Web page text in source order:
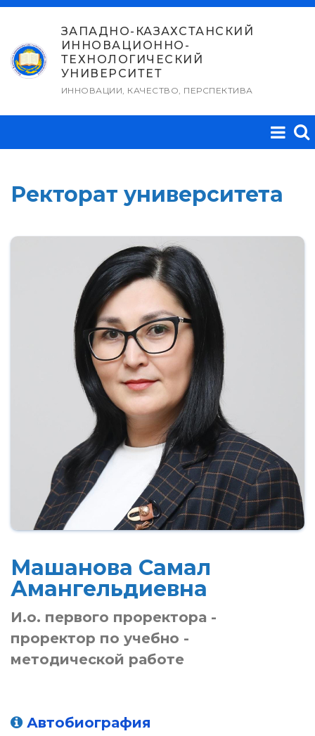
Перейти
содержимому
ЗАПАДНО-КАЗАХСТАНСКИЙ
ИННОВАЦИОННО-
ТЕХНОЛОГИЧЕСКИЙ
УНИВЕРСИТЕТ
ИННОВАЦИИ, КАЧЕСТВО, ПЕРСПЕКТИВА
Ректорат университета
Машанова Самал
Амангельдиевна
И.о. первого проректора -
проректор по учебно -
методической работе
Автобиография